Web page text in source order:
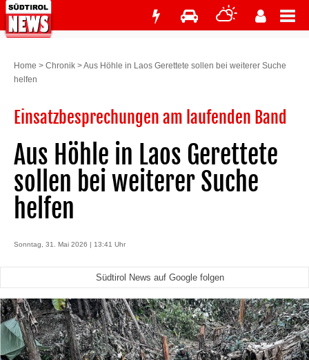
Home > Chronik >Aus Höhle in Laos Gerettete sollen bei weiterer Suche
helfen
Einsatzbesprechungen am laufenden Band
Aus Höhle in Laos Gerettete
sollen bei weiterer Suche
helfen
Sonntag, 31. Mai 2026 | 13:41 Uhr
Südtirol News auf Google folgen